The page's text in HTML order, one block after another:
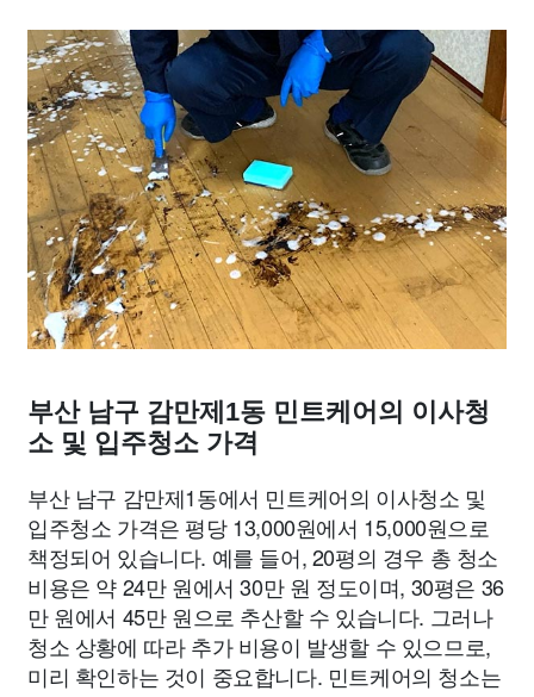
부산 남구 감만제1동 민트케어의 이사청
소 및 입주청소 가격
부산 남구 감만제1동에서 민트케어의 이사청소 및
입주청소 가격은 평당 13,000원에서 15,000원으로
책정되어 있습니다. 예를 들어, 20평의 경우 총 청소
비용은 약 24만 원에서 30만 원 정도이며, 30평은 36
만 원에서 45만 원으로 추산할 수 있습니다. 그러나
청소 상황에 따라 추가 비용이 발생할 수 있으므로,
미리 확인하는 것이 중요합니다. 민트케어의 청소는